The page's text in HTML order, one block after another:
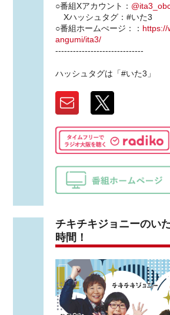
○番組Xアカウント：
Xハッシュタグ：#いた3
○番組ホームぺージ：： https://
angumi/ita3/
------------------------------
ハッシュタグは「#いた3」
チキチキジョニーのい
時間！